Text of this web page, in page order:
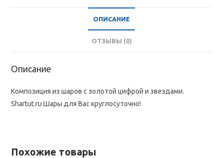
ОПИСАНИЕ
ОТЗЫВЫ (0)
Описание
Композиция из шаров с золотой цифрой и звездами.
Shartut.ru Шары для Вас круглосуточно!
Похожие товары